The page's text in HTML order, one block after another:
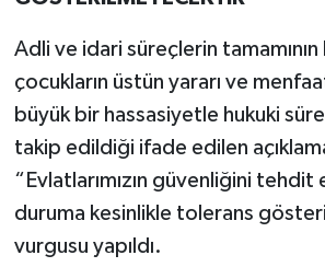
Adli ve idari süreçlerin tamamının
çocukların üstün yararı ve
büyük bir hassasiyetle hukuki
takip edildiği ifade edilen
“Evlatlarımızın güvenliğini tehdit
duruma kesinlikle tolerans
vurgusu yapıldı.